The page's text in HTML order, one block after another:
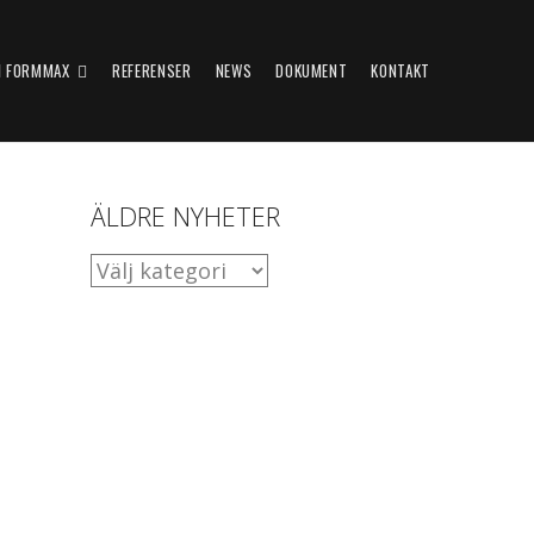
FORMMAX REFERENSER NEWS DOKUMENT KONTAKT
ÄLDRE NYHETER
ÄLDRE